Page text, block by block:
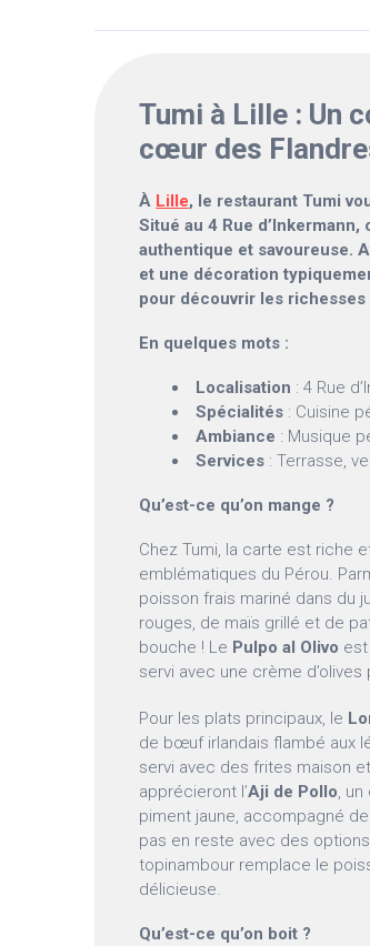
Tumi à Lille : Un
cœur des
À Lille, le restaurant Tumi
Situé au 4 Rue
authentique et savoureuse.
et une décoration
pour découvrir les
En quelques mots :
Localisation : 4 Rue
Spécialités : Cuisine
Ambiance : Musique
Services : Terrasse,
Qu’est-ce qu’on mange ?
Chez Tumi, la carte est riche
emblématiques du Pérou.
poisson frais mariné dans du
rouges, de maïs grillé et de
bouche ! Le Pulpo al Olivo
servi avec une crème
Pour les plats principaux, le
de bœuf irlandais flambé aux
servi avec des frites maison
apprécieront l’Aji de Pollo,
piment jaune, accompagné
pas en reste avec des
topinambour remplace le
délicieuse.
Qu’est-ce qu’on boit ?